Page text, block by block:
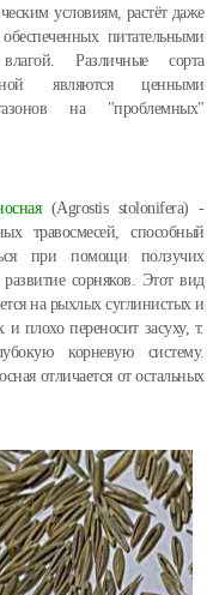
условиям, растёт даже
питательными
Различные сорта
являются ценными
на "проблемных"
(Agrostis stolonifera) -
травосмесей, способный
при помощи ползучих
сорняков. Этот вид
на рыхлых суглинистых и
и плохо переносит засуху, т.
корневую систему.
отличается от остальных